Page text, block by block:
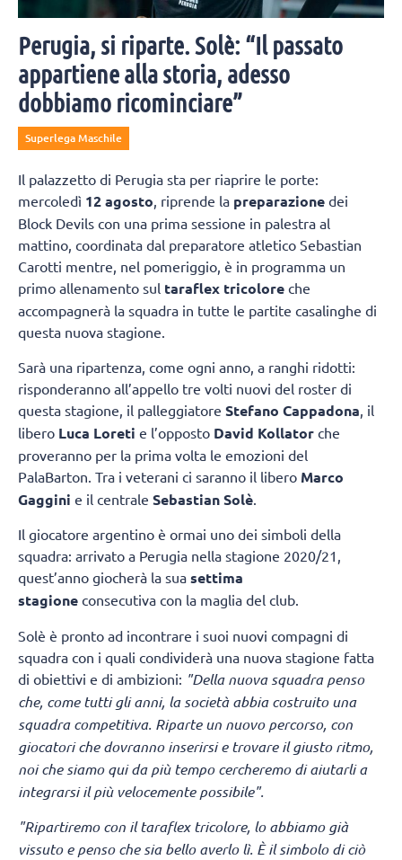
Perugia, si riparte. Solè: “Il passato
appartiene alla storia, adesso
dobbiamo ricominciare”
Superlega Maschile
Il palazzetto di Perugia sta per riaprire le porte:
mercoledì 12 agosto, riprende la preparazione dei
Block Devils con una prima sessione in palestra al
mattino, coordinata dal preparatore atletico Sebastian
Carotti mentre, nel pomeriggio, è in programma un
primo allenamento sul taraflex tricolore che
accompagnerà la squadra in tutte le partite casalinghe di
questa nuova stagione.
Sarà una ripartenza, come ogni anno, a ranghi ridotti:
risponderanno all’appello tre volti nuovi del roster di
questa stagione, il palleggiatore Stefano Cappadona , il
libero Luca Loreti e l’opposto David Kollator che
proveranno per la prima volta le emozioni del
PalaBarton. Tra i veterani ci saranno il libero Marco
Gaggini e il centrale Sebastian Solè
Il giocatore argentino è ormai uno dei simboli della
squadra: arrivato a Perugia nella stagione 2020/21,
quest’anno giocherà la sua settima
stagione consecutiva con la maglia del club.
Solè è pronto ad incontrare i suoi nuovi compagni di
squadra con i quali condividerà una nuova stagione fatta
di obiettivi e di ambizioni: "Della nuova squadra penso
che, come tutti gli anni, la società abbia costruito una
squadra competitiva. Riparte un nuovo percorso, con
giocatori che dovranno inserirsi e trovare il giusto ritmo,
noi che siamo qui da più tempo cercheremo di aiutarli a
integrarsi il più velocemente possibile".
"Ripartiremo con il taraflex tricolore, lo abbiamo già
vissuto e penso che sia bello averlo lì. È il simbolo di ciò